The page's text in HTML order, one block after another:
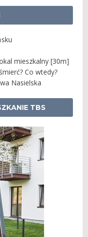
mieszkalny [30m]
Co wtedy?
Nasielska
TBS